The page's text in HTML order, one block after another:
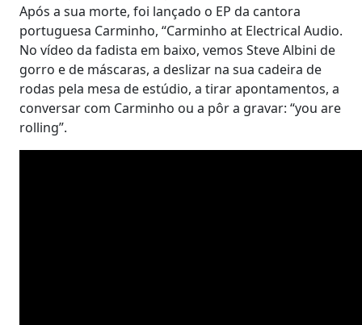
Após a sua morte, foi lançado o EP da cantora
portuguesa Carminho, “Carminho at Electrical Audio.
No vídeo da fadista em baixo, vemos Steve Albini de
gorro e de máscaras, a deslizar na sua cadeira de
rodas pela mesa de estúdio, a tirar apontamentos, a
conversar com Carminho ou a pôr a gravar: “you are
rolling”.